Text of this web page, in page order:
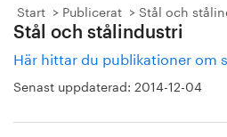
Start Publicerat Stål och
Stål och stålindustri
Här hittar du publikationer om
Senast uppdaterad: 2014-12-04